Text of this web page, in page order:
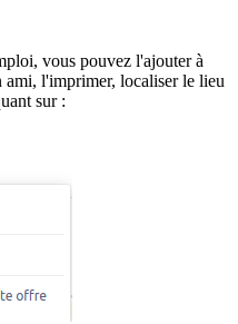
vous pouvez l'ajouter à
l'imprimer, localiser le lieu
sur :